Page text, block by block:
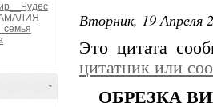
-
Вторник, 19 Апреля
Это цитата
цитатник или
ОБРЕЗКА